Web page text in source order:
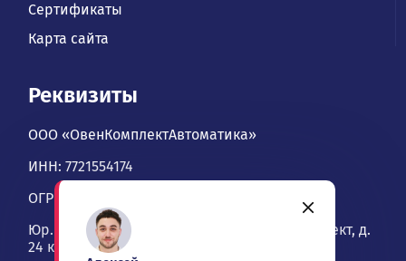
Сертификаты
Карта сайта
Реквизиты
ООО «ОвенКомплектАвтоматика»
ИНН: 7721554174
ОГРН: 1067746534900
Юр. адрес: 109428, Москва, Рязанский проспект, д.
24 к. 2, офис 1101